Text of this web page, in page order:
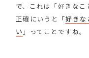
で、これは「好きなこ
正確にいうと「好きな
い 」ってことですね。